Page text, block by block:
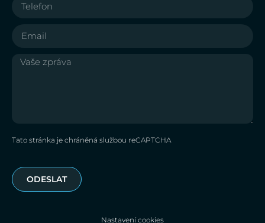
Tato stránka je chráněná službou reCAPTCHA
ODESLAT
Nastavení cookies